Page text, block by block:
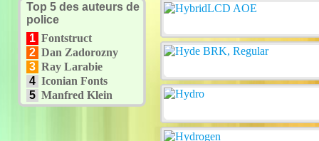
Top 5 des auteurs de
police
1 Fontstruct
2 Dan Zadorozny
3 Ray Larabie
4 Iconian Fonts
5 Manfred Klein